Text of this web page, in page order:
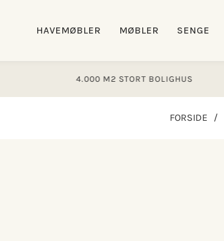
HAVEMØBLER MØBLER SENGE
4.000 M2 STORT BOLIGHUS
FORSIDE /